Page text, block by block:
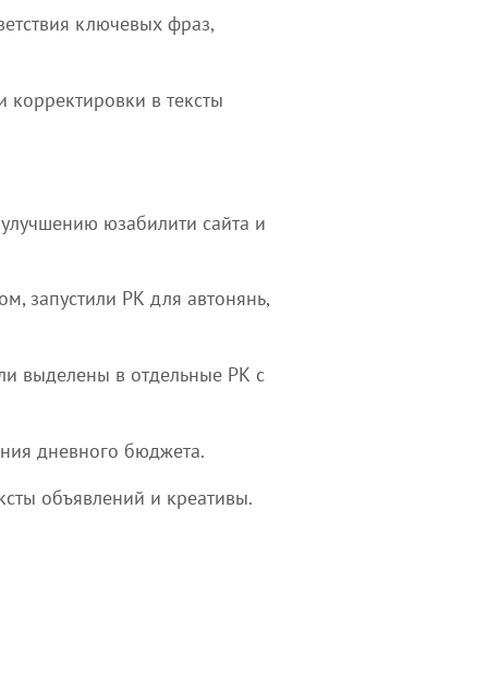
ключевых фраз,
в тексты
юзабилити сайта и
запустили РК для автонянь,
выделены в отдельные РК с
дневного бюджета.
объявлений и креативы.